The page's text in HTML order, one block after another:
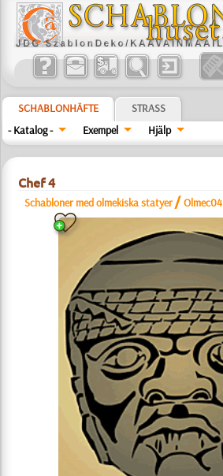
SCHABLONHÄFTE
STRASS
- Katalog -
Exempel Hjälp
Chef 4
Schabloner med olmekiska statyer /Olmec04